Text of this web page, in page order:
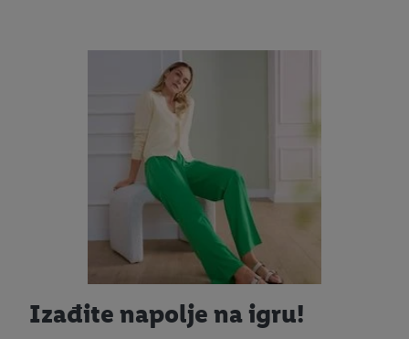
Izađite napolje na igru!